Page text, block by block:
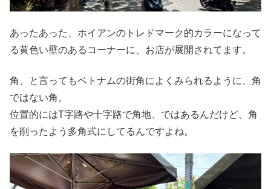
あったあった、ホイアンのトレドマーク的カラーになって
る黄色い壁のあるコーナーに、お店が展開されてます。
角、と言ってもベトナムの街角によくみられるように、角
ではない角。
位置的にはT字路や十字路で角地、ではあるんだけど、角
を削ったよう多角式にしてるんですよね。